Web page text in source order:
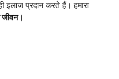
प्रदान करते हैं। हमारा